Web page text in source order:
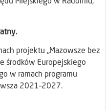
Miejskiego w Radomiu,
projektu „Mazowsze bez
środków Europejskiego
w ramach programu
2021–2027.